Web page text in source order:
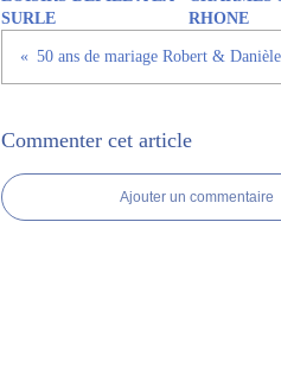
SURLE
RHONE
50 ans de mariage Robert &
Commenter cet article
Ajouter un commentaire